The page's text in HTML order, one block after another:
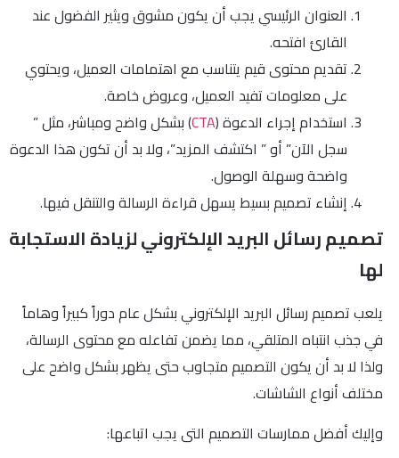
العنوان الرئيسي يجب أن يكون مشوق ويثير الفضول عند
القارئ افتحه.
تقديم محتوى قيم يتناسب مع اهتمامات العميل، ويحتوي
على معلومات تفيد العميل، وعروض خاصة.
استخدام إجراء الدعوة (CTA) بشكل واضح ومباشر، مثل ”
سجل الآن” أو ” اكتشف المزيد”، ولا بد أن تكون هذا الدعوة
واضحة وسهلة الوصول.
إنشاء تصميم بسيط يسهل قراءة الرسالة والتنقل فيها.
تصميم رسائل البريد الإلكتروني لزيادة الاستجابة
لها
يلعب تصميم رسائل البريد الإلكتروني بشكل عام دوراً كبيراً وهاماً
في جذب انتباه المتلقي، مما يضمن تفاعله مع محتوى الرسالة،
ولذا لا بد أن يكون التصميم متجاوب حتى يظهر بشكل واضح على
مختلف أنواع الشاشات.
وإليك أفضل ممارسات التصميم التى يجب اتباعها: